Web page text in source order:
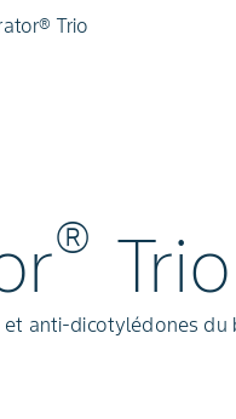
Trio
® Trio
et anti-dicotylédones du